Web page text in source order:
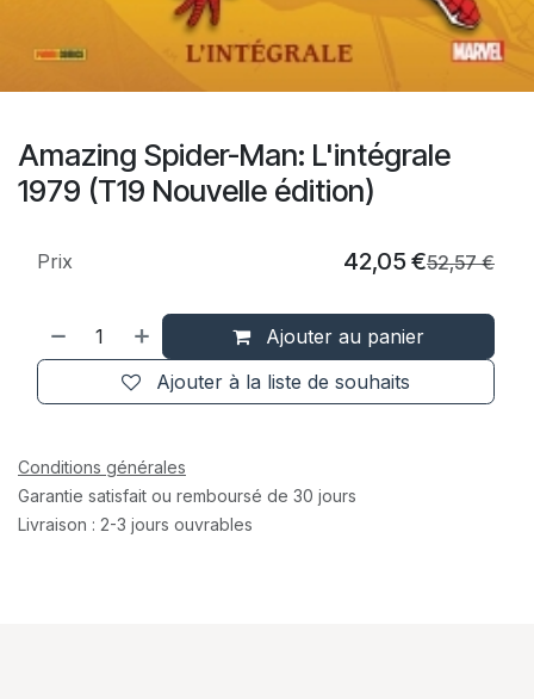
Amazing Spider-Man: L'intégrale
1979 (T19 Nouvelle édition)
Ajouter au panier
Ajouter à la liste de souhaits
Prix 42,05 €52,57€
Conditions générales
Garantie satisfait ou remboursé de 30 jours
Livraison : 2-3 jours ouvrables